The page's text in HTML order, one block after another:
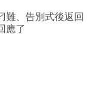
難、告別式後返回
應了